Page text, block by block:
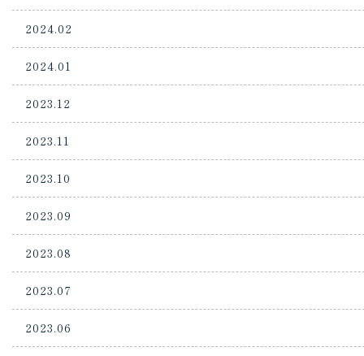
2024.02
2024.01
2023.12
2023.11
2023.10
2023.09
2023.08
2023.07
2023.06